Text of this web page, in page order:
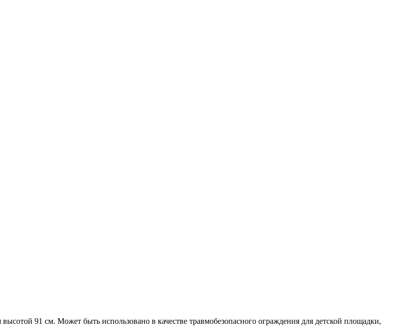
91 см. Может быть использовано в качестве травмобезопасного ограждения для детской площадки,